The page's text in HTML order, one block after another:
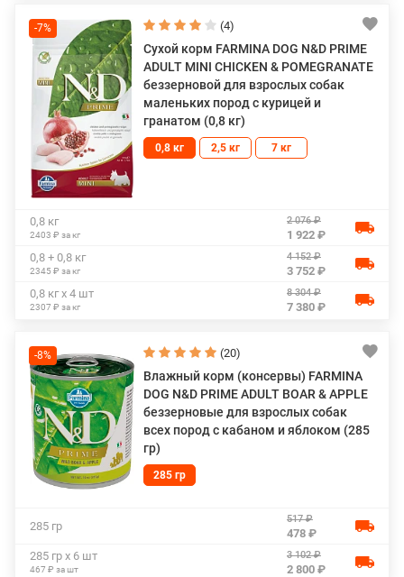
-7% (4)
Сухой корм FARMINA DOG N&D PRIME
ADULT MINI CHICKEN & POMEGRANATE
беззерновой для взрослых собак
маленьких пород с курицей и
гранатом (0,8 кг)
0,8 кг 2,5 кг 7 кг
0,8 кг
2403 ₽ за кг
2 076 ₽
1 922 ₽
0,8 + 0,8 кг
2345 ₽ за кг
4 152 ₽
3 752 ₽
0,8 кг х 4 шт
2307 ₽ за кг
8 304 ₽
7 380 ₽
-8% (20)
Влажный корм (консервы) FARMINA
DOG N&D PRIME ADULT BOAR & APPLE
беззерновые для взрослых собак
всех пород с кабаном и яблоком (285
гр)
285 гр
285 гр
517 ₽
478 ₽
285 гр х 6 шт
467 ₽ за шт
3 102 ₽
2 800 ₽